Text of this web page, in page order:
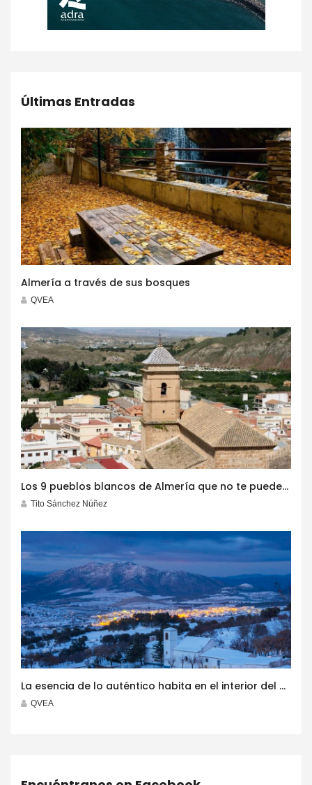
Últimas Entradas
Almería a través de sus bosques
QVEA
Los 9 pueblos blancos de Almería que no te puedes perder este invierno
Tito Sánchez Núñez
La esencia de lo auténtico habita en el interior del destino ‘Costa de Almería’
QVEA